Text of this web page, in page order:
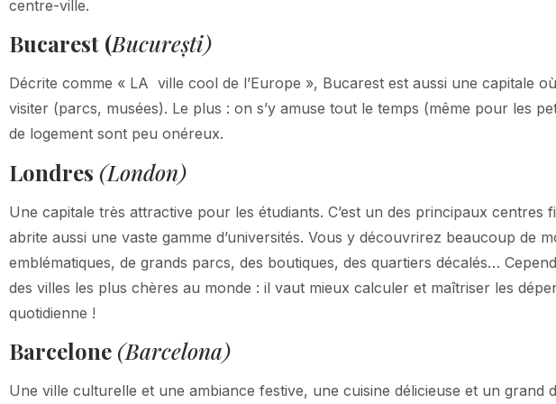
centre-ville.
Bucarest (București)
Décrite comme « LA ville cool de l’Europe », Bucarest est aussi une capitale
visiter (parcs, musées). Le plus : on s’y amuse tout le temps (même pour les
de logement sont peu onéreux.
Londres (London)
Une capitale très attractive pour les étudiants. C’est un des principaux centres
abrite aussi une vaste gamme d’universités. Vous y découvrirez beaucoup de
emblématiques, de grands parcs, des boutiques, des quartiers décalés…
des villes les plus chères au monde : il vaut mieux calculer et maîtriser les
quotidienne !
Barcelone (Barcelona)
Une ville culturelle et une ambiance festive, une cuisine délicieuse et un grand